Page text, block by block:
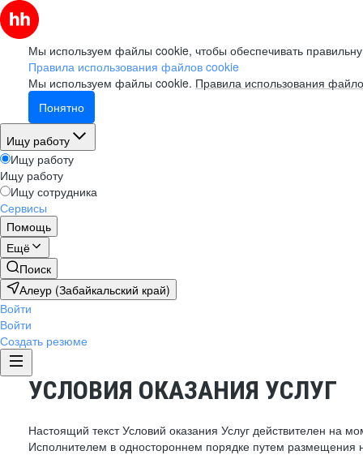
Мы используем файлы cookie, чтобы обеспечивать
Правила использования файлов cookie
Мы используем файлы cookie. Правила использования
Понятно
Ищу работу
Ищу работу
Ищу работу
Ищу сотрудника
Сервисы
Помощь
Ещё
Поиск
Алеур (Забайкальский край)
Войти
Войти
Создать резюме
УСЛОВИЯ ОКАЗАНИЯ УСЛУГ
Настоящий текст Условий оказания Услуг действителен на
Исполнителем в одностороннем порядке путем размещения